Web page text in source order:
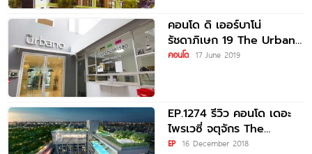
คอนโด ดิ เออร์บาโน่
รัชดาภิเษก 19 The Urbano
Ratchadapisek 19
คอนโด 17 June 2019
EP.1274 รีวิว คอนโด เดอะ
ไพรเวซี่ จตุจักร The
Privacy Jatujak คอนโดวิว
EP 16 December 2018